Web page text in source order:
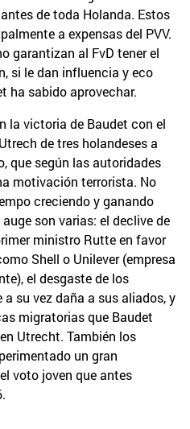
de toda Holanda. Estos
a expensas del PVV.
garantizan al FvD tener el
si le dan influencia y eco
ha sabido aprovechar.
la victoria de Baudet con el
de tres holandeses a
que según las autoridades
motivación terrorista. No
creciendo y ganando
son varias: el declive de
ministro Rutte en favor
Shell o Unilever (empresa
el desgaste de los
su vez daña a sus aliados, y
migratorias que Baudet
Utrecht. También los
un gran
voto joven que antes